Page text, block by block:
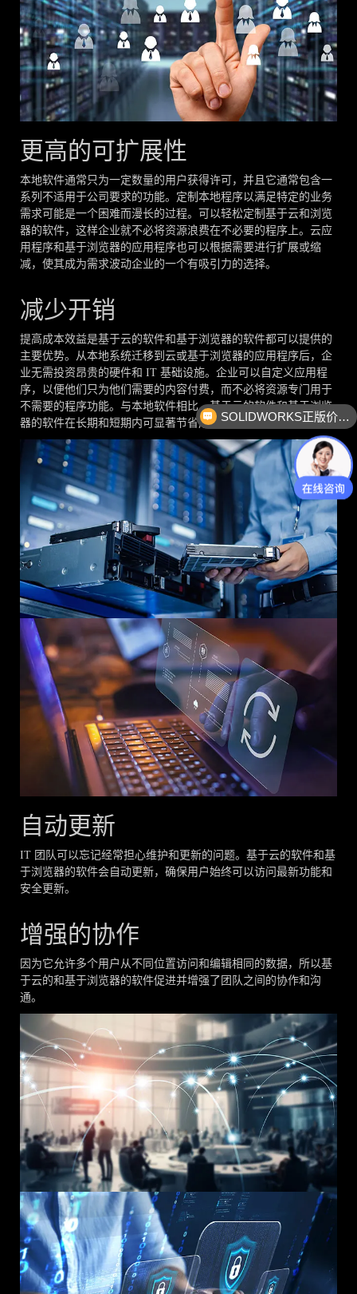
更高的可扩展性
本地软件通常只为一定数量的用户获得许可，并且它通常包含一
系列不适用于公司要求的功能。定制本地程序以满足特定的业务
需求可能是一个困难而漫长的过程。可以轻松定制基于云和浏览
器的软件，这样企业就不必将资源浪费在不必要的程序上。云应
用程序和基于浏览器的应用程序也可以根据需要进行扩展或缩
减，使其成为需求波动企业的一个有吸引力的选择。
减少开销
提高成本效益是基于云的软件和基于浏览器的软件都可以提供的
主要优势。从本地系统迁移到云或基于浏览器的应用程序后，企
业无需投资昂贵的硬件和 IT 基础设施。企业可以自定义应用程
序，以便他们只为他们需要的内容付费，而不必将资源专门用于
不需要的程序功能。与本地软件相比，基于云的软件和基于浏览
器的软件在长期和短期内可显著节省成本。
自动更新
IT 团队可以忘记经常担心维护和更新的问题。基于云的软件和基
于浏览器的软件会自动更新，确保用户始终可以访问最新功能和
安全更新。
增强的协作
因为它允许多个用户从不同位置访问和编辑相同的数据，所以基
于云的和基于浏览器的软件促进并增强了团队之间的协作和沟
通。
SOLIDWORKS正版价格？